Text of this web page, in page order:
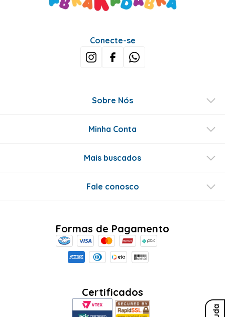
Conecte-se
Sobre Nós
Minha Conta
Mais buscados
Fale conosco
Formas de Pagamento
Certificados